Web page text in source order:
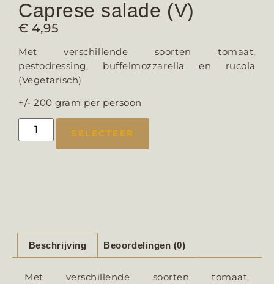
Caprese salade (V)
€ 4,95
Met verschillende soorten tomaat,
pestodressing, buffelmozzarella en rucola
(Vegetarisch)
+/- 200 gram per persoon
SELECTEER
Beschrijving Beoordelingen (0)
Met verschillende soorten tomaat,